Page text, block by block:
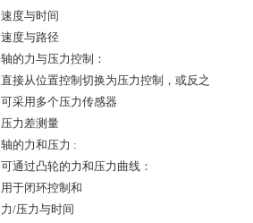
速度与时间
速度与路径
轴的力与压力控制：
直接从位置控制切换为压力控制，或反之
可采用多个压力传感器
压力差测量
轴的力和压力 :
可通过凸轮的力和压力曲线：
用于闭环控制和
力/压力与时间